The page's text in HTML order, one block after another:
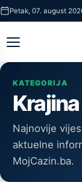
Skip
to
main
Petak, 07. august
Otvori
glavni
meni
KATEGORIJA
Krajina
Najnovije
aktuelne
MojCazin.ba.